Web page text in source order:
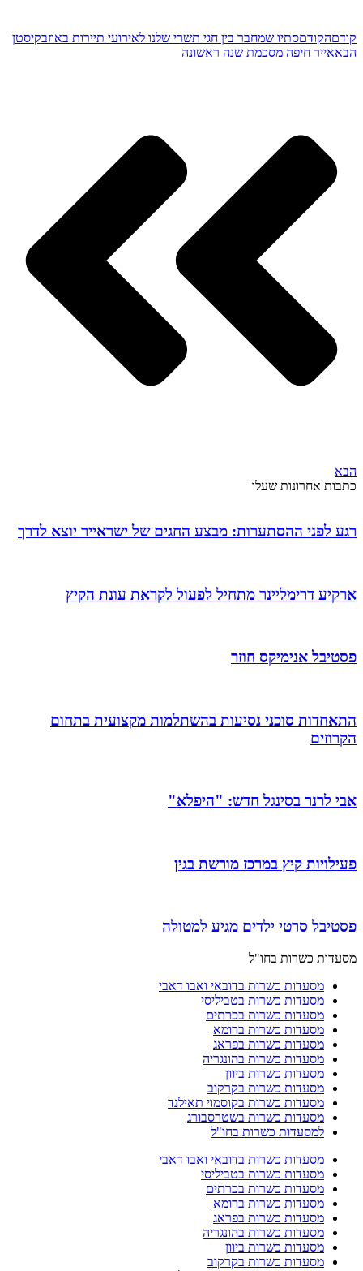
קודםהקודםסתיו שמחבר בין חגי תשרי שלנו לאירועי תיירות באוזבקיסטן
הבאאייר חיפה מסכמת שנה ראשונה
הבא
כתבות אחרונות שעלו
רגע לפני ההסתערות: מבצע החגים של ישראייר יוצא לדרך
ארקיע דרימליינר מתחיל לפעול לקראת עונת הקיץ
פסטיבל אנימיקס חוזר
התאחדות סוכני נסיעות בהשתלמות מקצועית בתחום
הקרוזים
אבי לרנר בסינגל חדש: "היפלא"
פעילויות קיץ במרכז מורשת בגין
פסטיבל סרטי ילדים מגיע למטולה
מסעדות כשרות בחו"ל
מסעדות כשרות בדובאי ואבו דאבי
מסעדות כשרות בטביליסי
מסעדות כשרות בכרתים
מסעדות כשרות ברומא
מסעדות כשרות בפראג
מסעדות כשרות בהונגריה
מסעדות כשרות ביוון
מסעדות כשרות בקרקוב
מסעדות כשרות בקוסמוי תאילנד
מסעדות כשרות בשטרסבורג
למסעדות כשרות בחו"ל
מסעדות כשרות בדובאי ואבו דאבי
מסעדות כשרות בטביליסי
מסעדות כשרות בכרתים
מסעדות כשרות ברומא
מסעדות כשרות בפראג
מסעדות כשרות בהונגריה
מסעדות כשרות ביוון
מסעדות כשרות בקרקוב